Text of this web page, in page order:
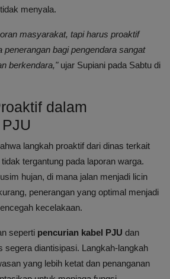
menyala.
masyarakat, tapi harus proaktif
penerangan bagi pengendara sangat
berkendara,"ujar Supiani pada Sabtu di
dalam
langkah proaktif dari dinas terkait
tergantung pada laporan warga.
hujan, di mana jalan menjadi licin
penerangan yang optimal menjadi
kecelakaan.
seperti pencurian kabel PJU dan
segera diantisipasi. Langkah-langkah
yang lebih ketat dan penanganan